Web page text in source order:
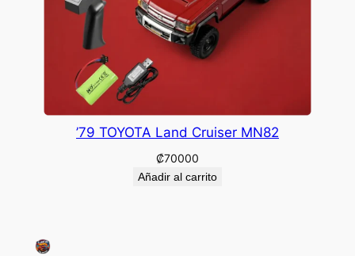
’79 TOYOTA Land Cruiser MN82
₡70000
Añadir al carrito